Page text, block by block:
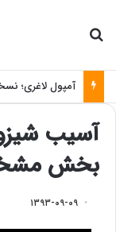
آمپول لاغری؛
آسیب
بخش
۱۳۹۳-۰۹-۰۹